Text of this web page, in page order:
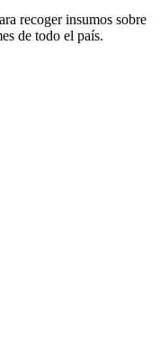
recoger insumos sobre
de todo el país.